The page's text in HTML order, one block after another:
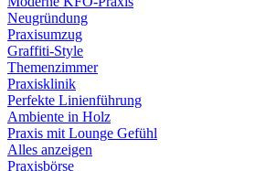
Neugründung
Praxisumzug
Graffiti-Style
Themenzimmer
Praxisklinik
Perfekte Linienführung
Ambiente in Holz
Praxis mit Lounge Gefühl
Alles anzeigen
Praxisbörse